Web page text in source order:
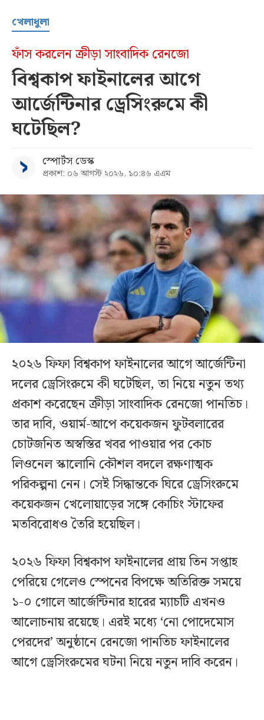
খেলাধুলা
ফাঁস করলেন ক্রীড়া সাংবাদিক রেনজো
বিশ্বকাপ ফাইনালের আগে
আর্জেন্টিনার ড্রেসিংরুমে কী
ঘটেছিল?
স্পোর্টস ডেস্ক
প্রকাশ: ০৬ আগস্ট ২০২৬, ১০:৪৬ এএম
২০২৬ ফিফা বিশ্বকাপ ফাইনালের আগে আর্জেন্টিনা
দলের ড্রেসিংরুমে কী ঘটেছিল, তা নিয়ে নতুন তথ্য
প্রকাশ করেছেন ক্রীড়া সাংবাদিক রেনজো পানতিচ।
তার দাবি, ওয়ার্ম-আপে কয়েকজন ফুটবলারের
চোটজনিত অস্বস্তির খবর পাওয়ার পর কোচ
লিওনেল স্কালোনি কৌশল বদলে রক্ষণাত্মক
পরিকল্পনা নেন। সেই সিদ্ধান্তকে ঘিরে ড্রেসিংরুমে
কয়েকজন খেলোয়াড়ের সঙ্গে কোচিং স্টাফের
মতবিরোধও তৈরি হয়েছিল।
২০২৬ ফিফা বিশ্বকাপ ফাইনালের প্রায় তিন সপ্তাহ
পেরিয়ে গেলেও স্পেনের বিপক্ষে অতিরিক্ত সময়ে
১-০ গোলে আর্জেন্টিনার হারের ম্যাচটি এখনও
আলোচনায় রয়েছে। এরই মধ্যে ‘নো পোদেমোস
পেরদের’ অনুষ্ঠানে রেনজো পানতিচ ফাইনালের
আগে ড্রেসিংরুমের ঘটনা নিয়ে নতুন দাবি করেন।